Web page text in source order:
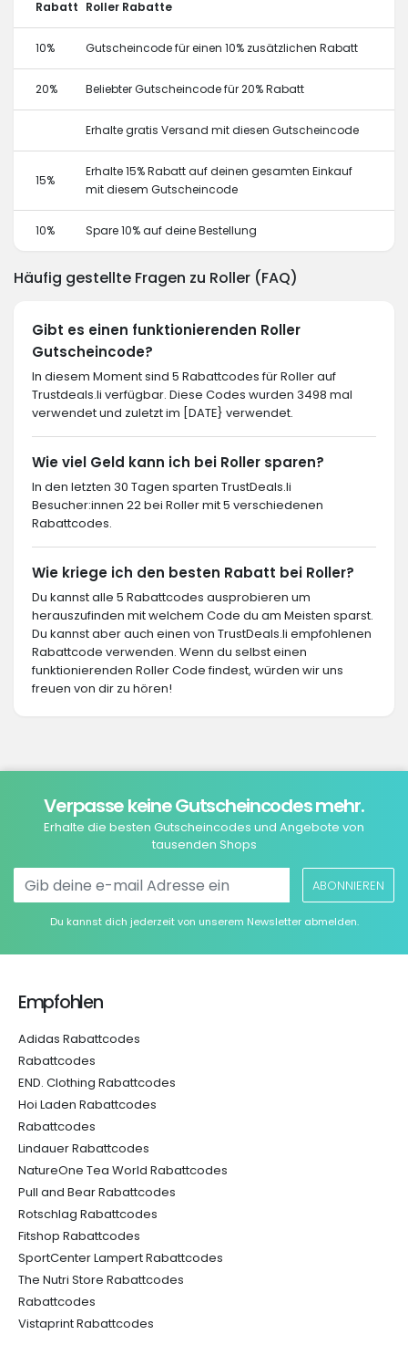
Rabatt Roller Rabatte
10% Gutscheincode für einen 10% zusätzlichen Rabatt
20% Beliebter Gutscheincode für 20% Rabatt
Erhalte gratis Versand mit diesen Gutscheincode
15%
Erhalte 15% Rabatt auf deinen gesamten Einkauf
mit diesem Gutscheincode
10% Spare 10% auf deine Bestellung
Häufig gestellte Fragen zu Roller (FAQ)
Gibt es einen funktionierenden Roller
Gutscheincode?
In diesem Moment sind 5 Rabattcodes für Roller auf
Trustdeals.li verfügbar. Diese Codes wurden 3498 mal
verwendet und zuletzt im [DATE} verwendet.
Wie viel Geld kann ich bei Roller sparen?
In den letzten 30 Tagen sparten TrustDeals.li
Besucher:innen 22 bei Roller mit 5 verschiedenen
Rabattcodes.
Wie kriege ich den besten Rabatt bei Roller?
Du kannst alle 5 Rabattcodes ausprobieren um
herauszufinden mit welchem Code du am Meisten sparst.
Du kannst aber auch einen von TrustDeals.li empfohlenen
Rabattcode verwenden. Wenn du selbst einen
funktionierenden Roller Code findest, würden wir uns
freuen von dir zu hören!
Verpasse keine Gutscheincodes mehr.
Erhalte die besten Gutscheincodes und Angebote von
tausenden Shops
ABONNIEREN
Du kannst dich jederzeit von unserem Newsletter abmelden.
Empfohlen
Adidas Rabattcodes
Rabattcodes
END. Clothing Rabattcodes
Hoi Laden Rabattcodes
Rabattcodes
Lindauer Rabattcodes
NatureOne Tea World Rabattcodes
Pull and Bear Rabattcodes
Rotschlag Rabattcodes
Fitshop Rabattcodes
SportCenter Lampert Rabattcodes
The Nutri Store Rabattcodes
Rabattcodes
Vistaprint Rabattcodes